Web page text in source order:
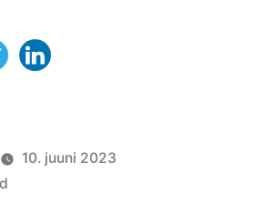
10. juuni 2023